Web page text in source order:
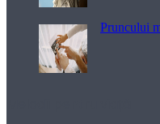
Pruncului